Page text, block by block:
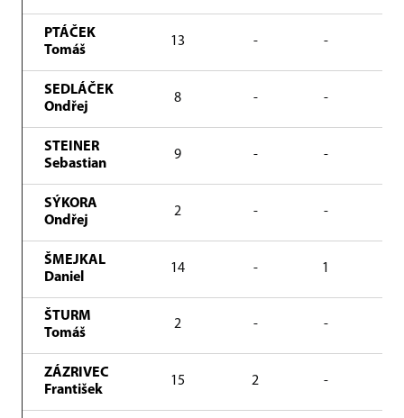
PTÁČEK
Tomáš
13 - -
SEDLÁČEK
Ondřej
8 - -
STEINER
Sebastian
9 - -
SÝKORA
Ondřej
2 - -
ŠMEJKAL
Daniel
14 - 1
ŠTURM
Tomáš
2 - -
ZÁZRIVEC
František
15 2 -